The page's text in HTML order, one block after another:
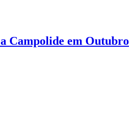
Campolide em Outubro